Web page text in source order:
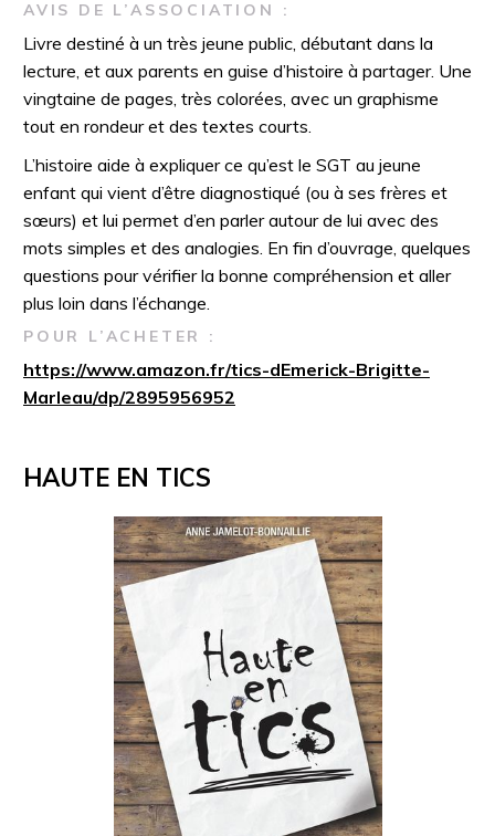
AVIS DE L’ASSOCIATION :
Livre destiné à un très jeune public, débutant dans la
lecture, et aux parents en guise d’histoire à partager. Une
vingtaine de pages, très colorées, avec un graphisme
tout en rondeur et des textes courts.
L’histoire aide à expliquer ce qu’est le SGT au jeune
enfant qui vient d’être diagnostiqué (ou à ses frères et
sœurs) et lui permet d’en parler autour de lui avec des
mots simples et des analogies. En fin d’ouvrage, quelques
questions pour vérifier la bonne compréhension et aller
plus loin dans l’échange.
POUR L’ACHETER :
https://www.amazon.fr/tics-dEmerick-Brigitte-
Marleau/dp/2895956952
HAUTE EN TICS